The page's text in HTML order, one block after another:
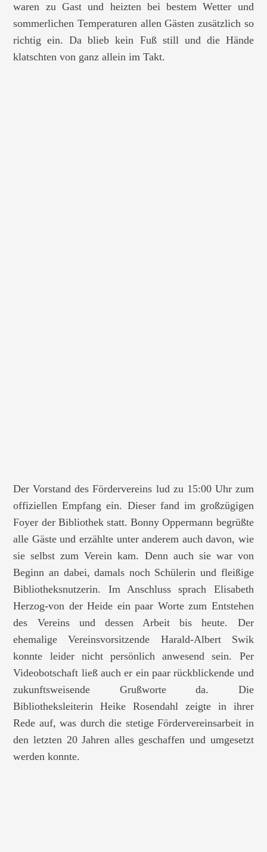
waren zu Gast und heizten bei bestem Wetter und
sommerlichen Temperaturen allen Gästen zusätzlich so
richtig ein. Da blieb kein Fuß still und die Hände
klatschten von ganz allein im Takt.
Der Vorstand des Fördervereins lud zu 15:00 Uhr zum
offiziellen Empfang ein. Dieser fand im großzügigen
Foyer der Bibliothek statt. Bonny Oppermann begrüßte
alle Gäste und erzählte unter anderem auch davon, wie
sie selbst zum Verein kam. Denn auch sie war von
Beginn an dabei, damals noch Schülerin und fleißige
Bibliotheksnutzerin. Im Anschluss sprach Elisabeth
Herzog-von der Heide ein paar Worte zum Entstehen
des Vereins und dessen Arbeit bis heute. Der
ehemalige Vereinsvorsitzende Harald­­-Albert Swik
konnte leider nicht persönlich anwesend sein. Per
Videobotschaft ließ auch er ein paar rückblickende und
zukunftsweisende Grußworte da. Die
Bibliotheksleiterin Heike Rosendahl zeigte in ihrer
Rede auf, was durch die stetige Fördervereinsarbeit in
den letzten 20 Jahren alles geschaffen und umgesetzt
werden konnte.